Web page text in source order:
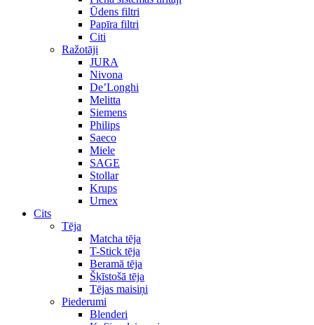
Ūdens filtri
Papīra filtri
Citi
Ražotāji
JURA
Nivona
De’Longhi
Melitta
Siemens
Philips
Saeco
Miele
SAGE
Stollar
Krups
Urnex
Cits
Tēja
Matcha tēja
T-Stick tēja
Beramā tēja
Šķīstošā tēja
Tējas maisiņi
Piederumi
Blenderi